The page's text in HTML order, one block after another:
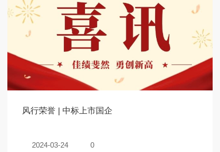
风行荣誉 | 中标上市国企
2024-03-24 0